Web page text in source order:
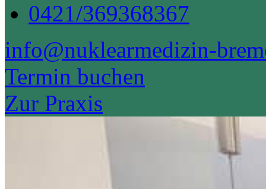
0421/369368367
info@nuklearmedizin-
Termin buchen
Zur Praxis